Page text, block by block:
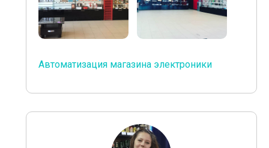
Автоматизация магазина электроники